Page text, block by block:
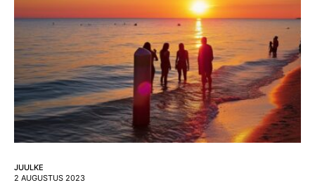
JUULKE
2 AUGUSTUS 2023